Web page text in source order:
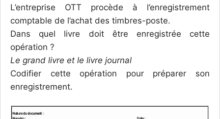
L’entreprise OTT procède à l’enregistrement
comptable de l’achat des timbres-poste.
Dans quel livre doit être enregistrée cette
opération ?
Le grand livre et le livre journal
Codifier cette opération pour préparer son
enregistrement.